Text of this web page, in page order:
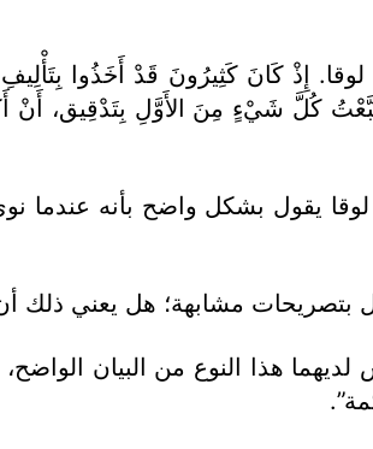
إِذْ كَانَ كَثِيرُونَ قَدْ أَخَذُوا
كُلَّ شَيْءٍ مِنَ الأَوَّلِ بِتَدْقِيق،
يقول بشكل واضح بأنه عندما
بتصريحات مشابهة؛ هل يعني ذلك
هذا النوع من البيان الواضح،